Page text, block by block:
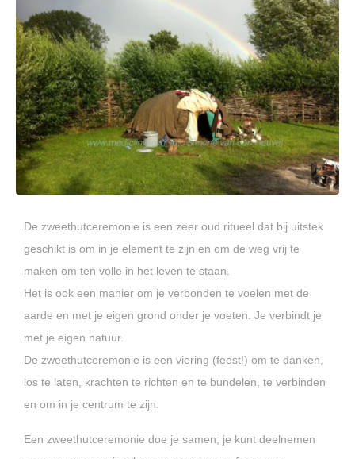
De zweethutceremonie is een zeer oud ritueel dat bij uitstek
geschikt is om in je element te zijn en om de weg vrij te
maken om ten volle in het leven te staan.
Het is ook een manier om je verbonden te voelen met de
aarde en met je eigen grond onder je voeten. Je verbindt je
met je eigen natuur.
De zweethutceremonie is een viering (feest!) om te danken,
los te laten, krachten te richten en te bundelen, te verbinden
en om in je centrum te zijn.
Een zweethutceremonie doe je samen; je kunt deelnemen